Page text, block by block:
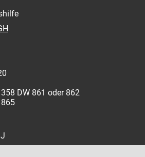
DW 861 oder 862